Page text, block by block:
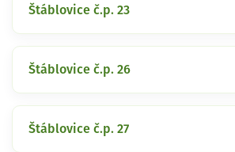
Štáblovice č.p. 23
Štáblovice č.p. 26
Štáblovice č.p. 27